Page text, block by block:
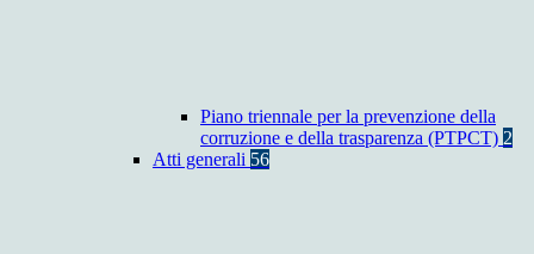
Piano triennale per la prevenzione della
corruzione e della trasparenza (PTPCT) 2
Atti generali 56